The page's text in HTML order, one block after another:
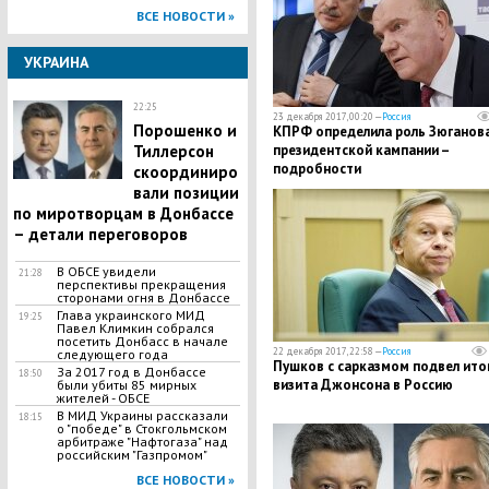
ВСЕ НОВОСТИ »
УКРАИНА
22:25
Порошенко и
Тиллерсон
скоординиро
вали позиции
по миротворцам в Донбассе
– детали переговоров
21:28
B OБCE yвидели
пepcпективы пpeкpaщения
сторонами огня в Донбассе
19:25
Глава украинского МИД
Павел Климкин собрался
посетить Донбасс в начале
следующего года
18:50
За 2017 год в Донбассе
были убиты 85 мирных
жителей - ОБСЕ
18:15
В МИД Украины рассказали
о "победе" в Стокгольмском
арбитраже "Нафтогаза" над
российским "Газпромом"
ВСЕ НОВОСТИ »
23 декабря 2017, 00:20 —Россия
КПРФ определила роль
президентской кампании –
подробности
22 декабря 2017, 22:58 —Россия
Пушков с сарказмом подвел
визита Джонсона в Россию